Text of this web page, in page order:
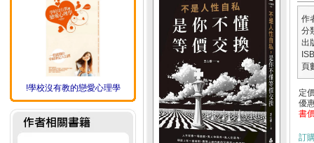
!學校沒有教的戀愛心理學
作
分
出
頁
定
優
書
訂